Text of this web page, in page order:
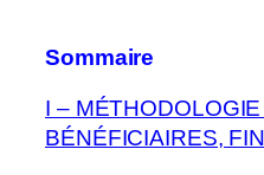
Sommaire
I –
BÉNÉFICIAIRES,